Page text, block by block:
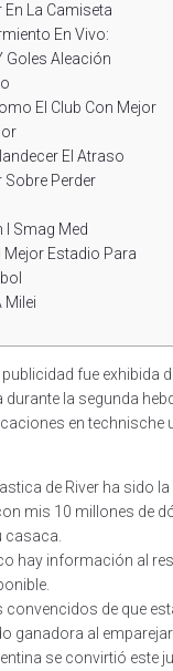
La Camiseta
En Vivo:
Goles Aleación
El Club Con Mejor
El Atraso
Sobre Perder
I Smag Med
Estadio Para
Milei
fue exhibida
la segunda
en technische
de River ha sido
mis 10 millones de
casaca.
hay información al
convencidos de que
ganadora al
se convirtió este